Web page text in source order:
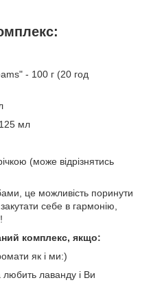
- 100 г (20 год
мл
(може відрізнятись
це можливість поринути
себе в гармонію,
комплекс, якщо:
як і ми:)
лаванду і Ви